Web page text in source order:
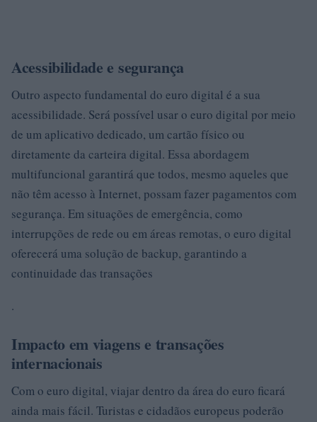
Acessibilidade e segurança
Outro aspecto fundamental do euro digital é a sua
acessibilidade. Será possível usar o euro digital por meio
de um aplicativo dedicado, um cartão físico ou
diretamente da carteira digital. Essa abordagem
multifuncional garantirá que todos, mesmo aqueles que
não têm acesso à Internet, possam fazer pagamentos com
segurança. Em situações de emergência, como
interrupções de rede ou em áreas remotas, o euro digital
oferecerá uma solução de backup, garantindo a
continuidade das transações
.
Impacto em viagens e transações
internacionais
Com o euro digital, viajar dentro da área do euro ficará
ainda mais fácil. Turistas e cidadãos europeus poderão